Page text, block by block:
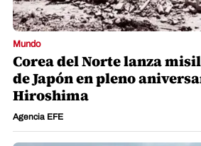
Mundo
Corea del Norte lanza
de Japón en pleno
Hiroshima
Agencia EFE